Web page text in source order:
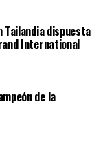
Tailandia dispuesta
International
de la